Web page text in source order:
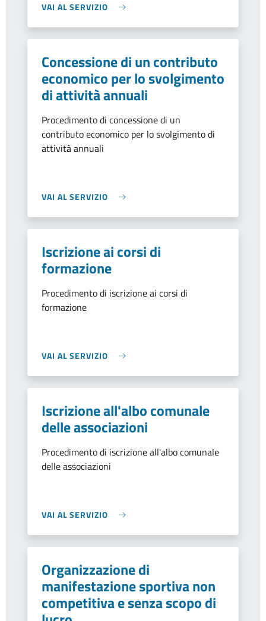
VAI AL SERVIZIO
Concessione di un contributo
economico per lo svolgimento
di attività annuali
Procedimento di concessione di un
contributo economico per lo svolgimento di
attività annuali
VAI AL SERVIZIO
Iscrizione ai corsi di
formazione
Procedimento di iscrizione ai corsi di
formazione
VAI AL SERVIZIO
Iscrizione all'albo comunale
delle associazioni
Procedimento di iscrizione all'albo comunale
delle associazioni
VAI AL SERVIZIO
Organizzazione di
manifestazione sportiva non
competitiva e senza scopo di